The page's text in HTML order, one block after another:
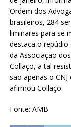
Ordem dos
brasileiros, 284
liminares para se
destaca o repúdio
da Associação
Collaço, a tal
são apenas o CNJ
afirmou Collaço.
Fonte: AMB